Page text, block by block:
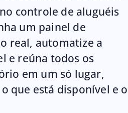
controle de aluguéis
um painel de
real, automatize a
e reúna todos os
em um só lugar,
que está disponível e o